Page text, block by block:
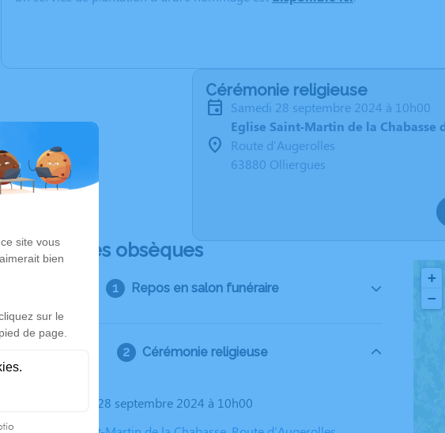
Cérémonie religieuse
samedi 28 septembre 2024 à 10h00
Eglise Saint-Martin de la Chabasse
Route d'Augerolles
63880 Olliergues
Déroulé des obsèques
Repos en salon funéraire
Cérémonie religieuse
Le samedi 28 septembre 2024 à 10h00
+
−